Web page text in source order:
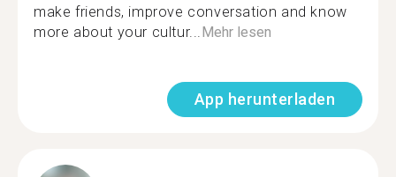
make friends, improve conversation and know
more about your cultur...Mehr lesen
App herunterladen